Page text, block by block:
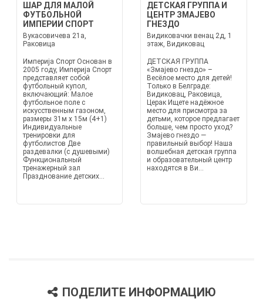
ШАР ДЛЯ МАЛОЙ
ФУТБОЛЬНОЙ
ИМПЕРИИ СПОРТ
Вукасовичева 21а,
Раковица
Империја Спорт Основан в
2005 году, Империја Спорт
представляет собой
футбольный купол,
включающий: Малое
футбольное поле с
искусственным газоном,
размеры 31м x 15м (4+1)
Индивидуальные
тренировки для
футболистов Две
раздевалки (с душевыми)
Функциональный
тренажерный зал
Празднование детских...
ДЕТСКАЯ ГРУППА И
ЦЕНТР ЗМАЈЕВО
ГНЕЗДО
Видиковачки венац 2д, 1
этаж, Видиковац
ДЕТСКАЯ ГРУППА
«Змајево гнездо» –
Весёлое место для детей!
Только в Белграде:
Видиковац, Раковица,
Церак Ищете надёжное
место для присмотра за
детьми, которое предлагает
больше, чем просто уход?
Змајево гнездо —
правильный выбор! Наша
волшебная детская группа
и образовательный центр
находятся в Ви...
ПОДЕЛИТЕ ИНФОРМАЦИЮ